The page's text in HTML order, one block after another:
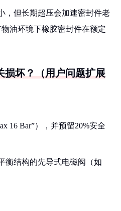
，但长期超压会加速密封件老
油环境下橡胶密封件在额定
损坏？（用户问题扩展
16 Bar”），并预留20%安全
衡结构的先导式电磁阀（如